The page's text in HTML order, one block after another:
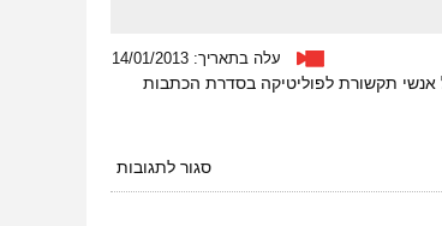
עלה בתאריך: 14/01/2013
תקשורת לפוליטיקה בסדרת הכתבות
סגור לתגובותעל
יוצאים